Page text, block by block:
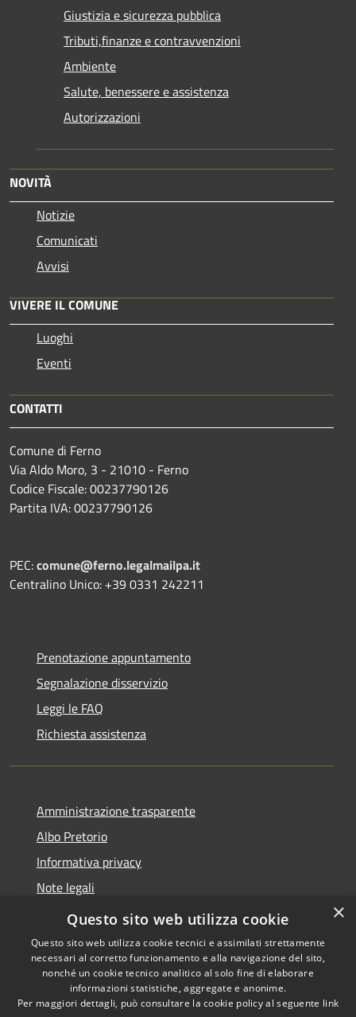
Giustizia e sicurezza pubblica
Tributi,finanze e contravvenzioni
Ambiente
Salute, benessere e assistenza
Autorizzazioni
NOVITÀ
Notizie
Comunicati
Avvisi
VIVERE IL COMUNE
Luoghi
Eventi
CONTATTI
Comune di Ferno
Via Aldo Moro, 3 - 21010 - Ferno
Codice Fiscale: 00237790126
Partita IVA: 00237790126
PEC:comune@ferno.legalmailpa.it
Centralino Unico: +39 0331 242211
Prenotazione appuntamento
Segnalazione disservizio
Leggi le FAQ
Richiesta assistenza
Amministrazione trasparente
Albo Pretorio
Informativa privacy
Note legali
Dichiarazione di accessibilità
Accessibilità
Copyright © 2026 • Comune di
Ferno • Powered by
×
Questo sito web utilizza cookie
Questo sito web utilizza cookie tecnici e assimilati strettamente
necessari al corretto funzionamento e alla navigazione del sito,
nonché un cookie tecnico analitico al solo fine di elaborare
informazioni statistiche, aggregate e anonime.
Per maggiori dettagli, può consultare la cookie policy al seguente link